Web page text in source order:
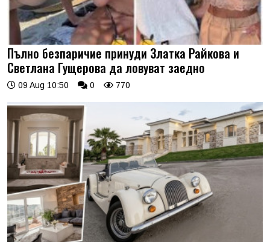
Пълно безпаричие принуди Златка Райкова и
Светлана Гущерова да ловуват заедно
09 Aug 10:50 0 770